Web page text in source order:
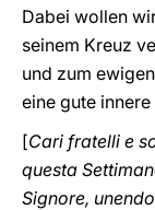
Dabei wollen
seinem Kreuz
und zum
eine gute
[Cari fratelli e
questa
Signore,